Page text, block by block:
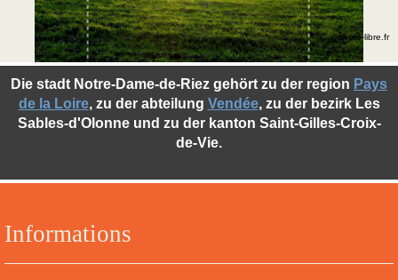
Informations
Die stadt Notre-Dame-de-Riez gehört zu der region Pays
de la Loire, zu der abteilung Vendée, zu der bezirk Les
Sables-d'Olonne und zu der kanton Saint-Gilles-Croix-
de-Vie.
©photo-libre.fr